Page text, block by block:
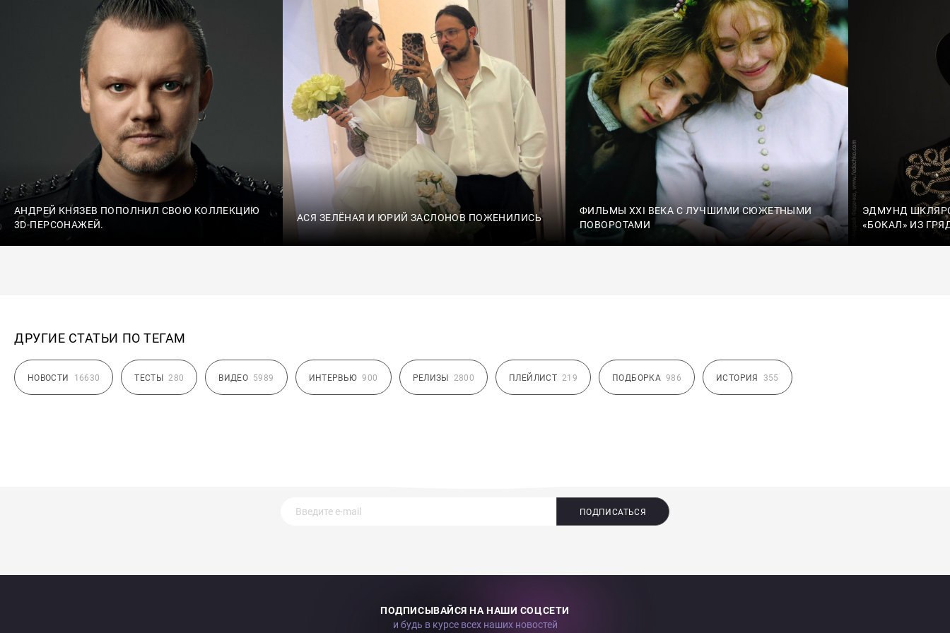
АНДРЕЙ КНЯЗЕВ ПОПОЛНИЛ СВОЮ КОЛЛЕКЦИЮ
3D-ПЕРСОНАЖЕЙ.
АСЯ ЗЕЛЁНАЯ И ЮРИЙ ЗАСЛОНОВ ПОЖЕНИЛИСЬ
ФИЛЬМЫ XXI ВЕКА С ЛУЧШИМИ СЮЖЕТНЫМИ
ПОВОРОТАМИ
ЭДМУНД
«БОКАЛ» ИЗ
ДРУГИЕ СТАТЬИ ПО ТЕГАМ
НОВОСТИ 16630 ТЕСТЫ 280 ВИДЕО 5989 ИНТЕРВЬЮ 900 РЕЛИЗЫ 2800 ПЛЕЙЛИСТ 219 ПОДБОРКА 986 ИСТОРИЯ 355
ПОДПИСАТЬСЯ
ПОДПИСЫВАЙСЯ НА НАШИ СОЦСЕТИ
и будь в курсе всех наших новостей